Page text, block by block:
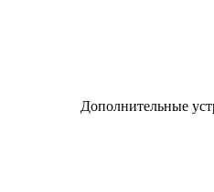
Дополнительные